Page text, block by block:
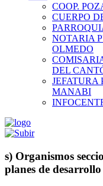
COOP.
CUERPO
NOTARIA
OLMEDO
DEL
JEFATURA
MANABI
s) Organismos
planes de desarrollo